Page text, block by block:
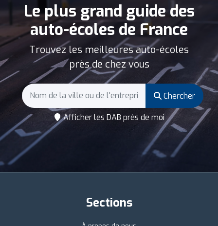
Le plus grand guide des
auto-écoles de France
Trouvez les meilleures auto-écoles
près de chez vous
Chercher
Afficher les DAB près de moi
Sections